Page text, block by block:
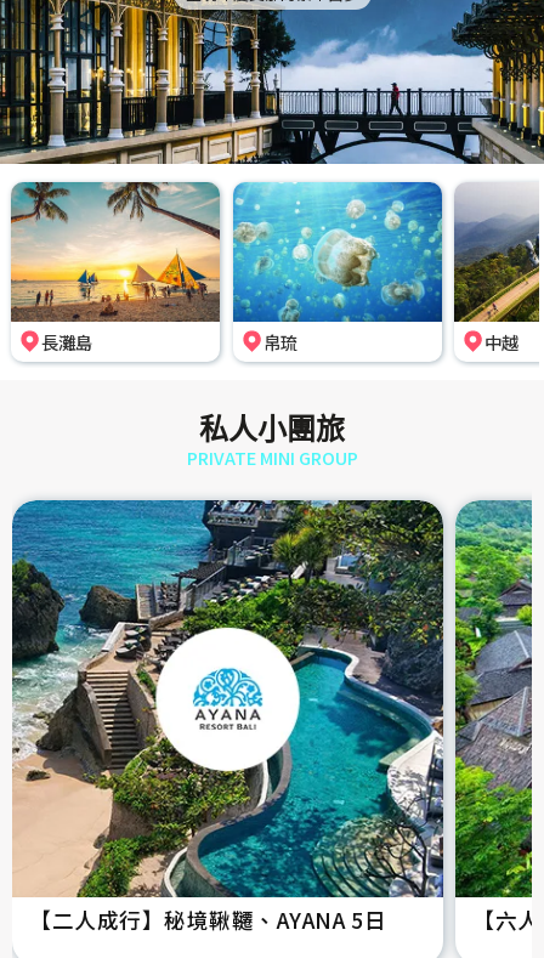
長灘島 帛琉 中越
私人小團旅
PRIVATE MINI GROUP
【二人成行】秘境鞦韆、AYANA 5日 【六